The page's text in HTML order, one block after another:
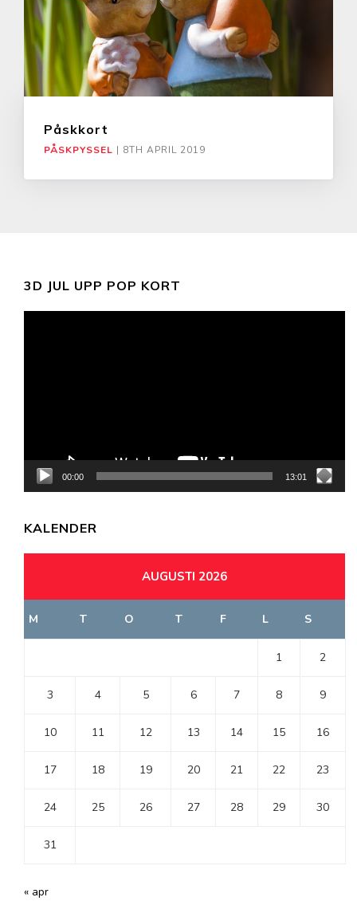
Påskkort
PÅSKPYSSEL | 8TH APRIL 2019
3D JUL UPP POP KORT
00:00 13:01
KALENDER
AUGUSTI 2026
M T O T F L S
1 2
3 4 5 6 7 8 9
10 11 12 13 14 15 16
17 18 19 20 21 22 23
24 25 26 27 28 29 30
31
« apr